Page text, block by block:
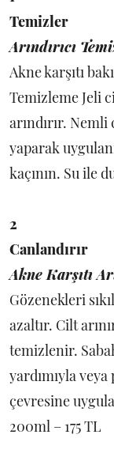
Temizler
Arındırıcı
Akne karşıtı
Temizleme Jeli
arındırır.
yaparak
kaçının. Su ile
2
Canlandırır
Akne Karşıtı
Gözenekleri
azaltır. Cilt
temizlenir.
yardımıyla
çevresine
200ml – 175 TL